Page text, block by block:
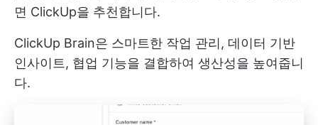
면 ClickUp을 추천합니다.
ClickUp Brain은 스마트한 작업 관리, 데이터 기반
인사이트, 협업 기능을 결합하여 생산성을 높여줍니
다.